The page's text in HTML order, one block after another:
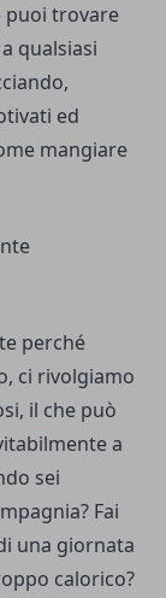
puoi trovare
qualsiasi
ed
mangiare
perché
ci rivolgiamo
il che può
a
sei
Fai
una giornata
calorico?